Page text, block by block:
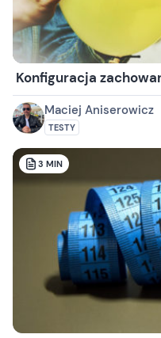
Konfiguracja
Maciej Aniserowicz
TESTY
3 MIN